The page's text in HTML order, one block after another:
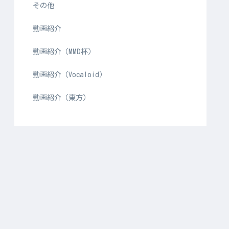
その他
動画紹介
動画紹介（MMD杯）
動画紹介（Vocaloid）
動画紹介（東方）